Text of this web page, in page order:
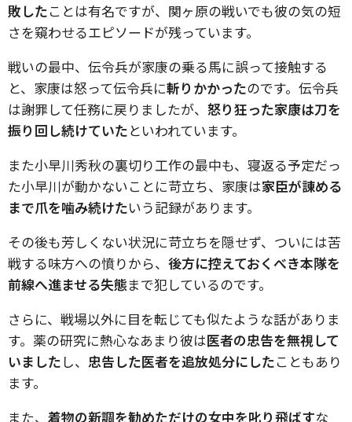
敗したことは有名ですが、関ヶ原の戦いでも彼の気の短
さを窺わせるエピソードが残っています。
戦いの最中、伝令兵が家康の乗る馬に誤って接触する
と、家康は怒って伝令兵に斬りかかったのです。伝令兵
は謝罪して任務に戻りましたが、 怒り狂った家康は刀を
振り回し続けていたといわれています。
また小早川秀秋の裏切り工作の最中も、寝返る予定だっ
た小早川が動かないことに苛立ち、家康は家臣が諌める
まで爪を噛み続けたいう記録があります。
その後も芳しくない状況に苛立ちを隠せず、ついには苦
戦する味方への憤りから、 後方に控えておくべき本隊を
前線へ進ませる失態まで犯しているのです。
さらに、戦場以外に目を転じても似たような話がありま
す。薬の研究に熱心なあまり彼は医者の忠告を無視して
いました し、 忠告した医者を追放処分にしたこともあり
ます。
また、 着物の新調を勧めただけの女中を叱り飛ばすな